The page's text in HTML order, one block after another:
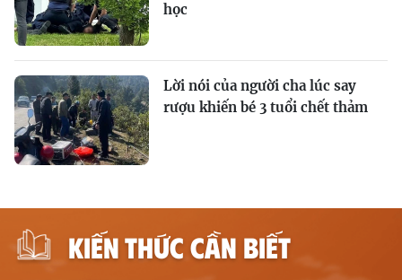
học
Lời nói của người cha lúc say
rượu khiến bé 3 tuổi chết thảm
KIẾN THỨC CẦN BIẾT